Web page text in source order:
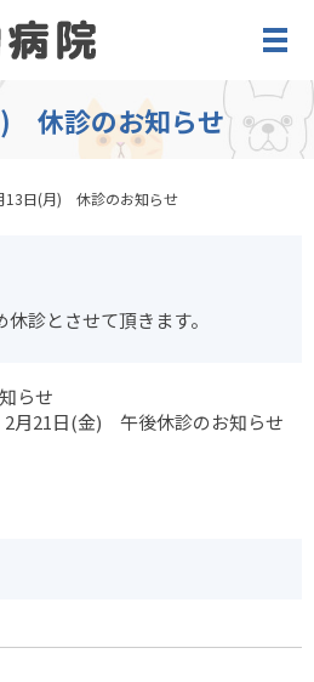
メ
休診のお知らせ
13日(月) 休診のお知らせ
診とさせて頂きます。
らせ
2月21日(金) 午後休診のお知らせ